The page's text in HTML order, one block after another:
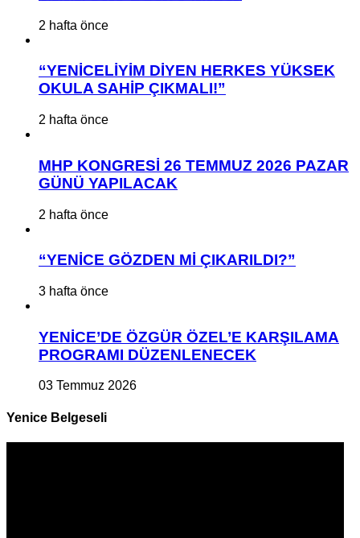
2 hafta önce
“YENİCELİYİM DİYEN HERKES YÜKSEK
OKULA SAHİP ÇIKMALI!”
2 hafta önce
MHP KONGRESİ 26 TEMMUZ 2026 PAZAR
GÜNÜ YAPILACAK
2 hafta önce
“YENİCE GÖZDEN Mİ ÇIKARILDI?”
3 hafta önce
YENİCE’DE ÖZGÜR ÖZEL’E KARŞILAMA
PROGRAMI DÜZENLENECEK
03 Temmuz 2026
Yenice Belgeseli